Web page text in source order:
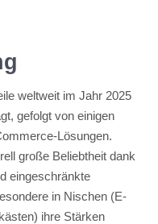
weltweit im Jahr 2025
gefolgt von einigen
Lösungen.
große Beliebtheit dank
eingeschränkte
in Nischen (E-
ihre Stärken